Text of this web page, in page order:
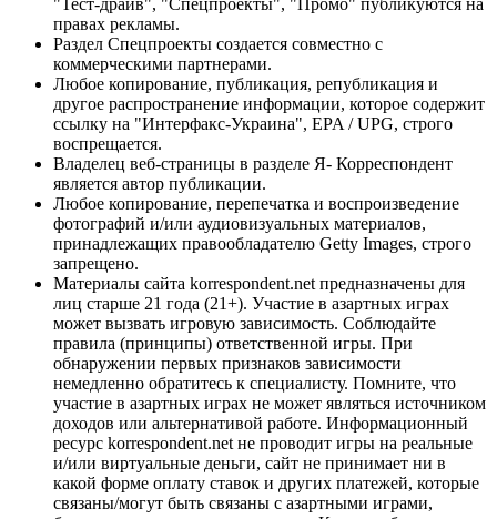
правах рекламы.
Раздел Спецпроекты создается совместно с
коммерческими партнерами.
Любое копирование, публикация, републикация и
другое распространение информации, которое содержит
ссылку на "Интерфакс-Украина", EPA / UPG, строго
воспрещается.
Владелец веб-страницы в разделе Я- Корреспондент
является автор публикации.
Любое копирование, перепечатка и воспроизведение
фотографий и/или аудиовизуальных материалов,
принадлежащих правообладателю Getty Images, строго
запрещено.
Материалы сайта korrespondent.net предназначены для
лиц старше 21 года (21+). Участие в азартных играх
может вызвать игровую зависимость. Соблюдайте
правила (принципы) ответственной игры. При
обнаружении первых признаков зависимости
немедленно обратитесь к специалисту. Помните, что
участие в азартных играх не может являться источником
доходов или альтернативой работе. Информационный
ресурс korrespondent.net не проводит игры на реальные
и/или виртуальные деньги, сайт не принимает ни в
какой форме оплату ставок и других платежей, которые
связаны/могут быть связаны с азартными играми,